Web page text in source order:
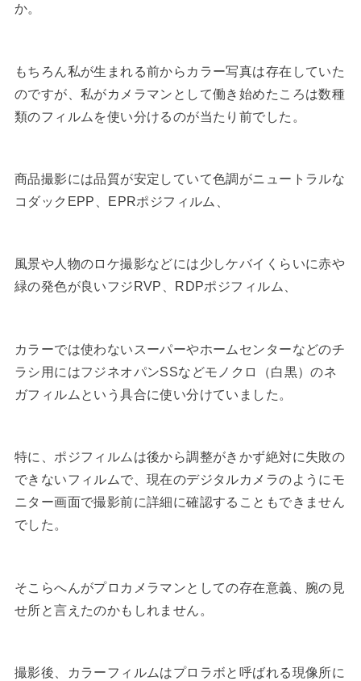
か。
もちろん私が生まれる前からカラー写真は存在していた
のですが、私がカメラマンとして働き始めたころは数種
類のフィルムを使い分けるのが当たり前でした。
商品撮影には品質が安定していて色調がニュートラルな
コダックEPP、EPRポジフィルム、
風景や人物のロケ撮影などには少しケバイくらいに赤や
緑の発色が良いフジRVP、RDPポジフィルム、
カラーでは使わないスーパーやホームセンターなどのチ
ラシ用にはフジネオパンSSなどモノクロ（白黒）のネ
ガフィルムという具合に使い分けていました。
特に、ポジフィルムは後から調整がきかず絶対に失敗の
できないフィルムで、現在のデジタルカメラのようにモ
ニター画面で撮影前に詳細に確認することもできません
でした。
そこらへんがプロカメラマンとしての存在意義、腕の見
せ所と言えたのかもしれません。
撮影後、カラーフィルムはプロラボと呼ばれる現像所に